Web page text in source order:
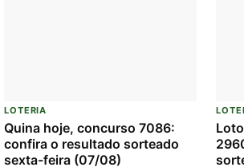
LOTERIA
Quina hoje, concurso 7086:
confira o resultado sorteado
sexta-feira (07/08)